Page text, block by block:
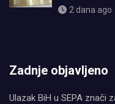
2 dana ago
Zadnje objavljeno
Ulazak BiH u SEPA znači